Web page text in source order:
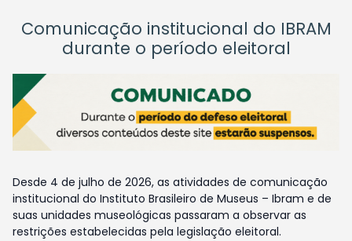
Comunicação institucional do IBRAM
durante o período eleitoral
Desde 4 de julho de 2026, as atividades de comunicação
institucional do Instituto Brasileiro de Museus – Ibram e de
suas unidades museológicas passaram a observar as
restrições estabelecidas pela legislação eleitoral.